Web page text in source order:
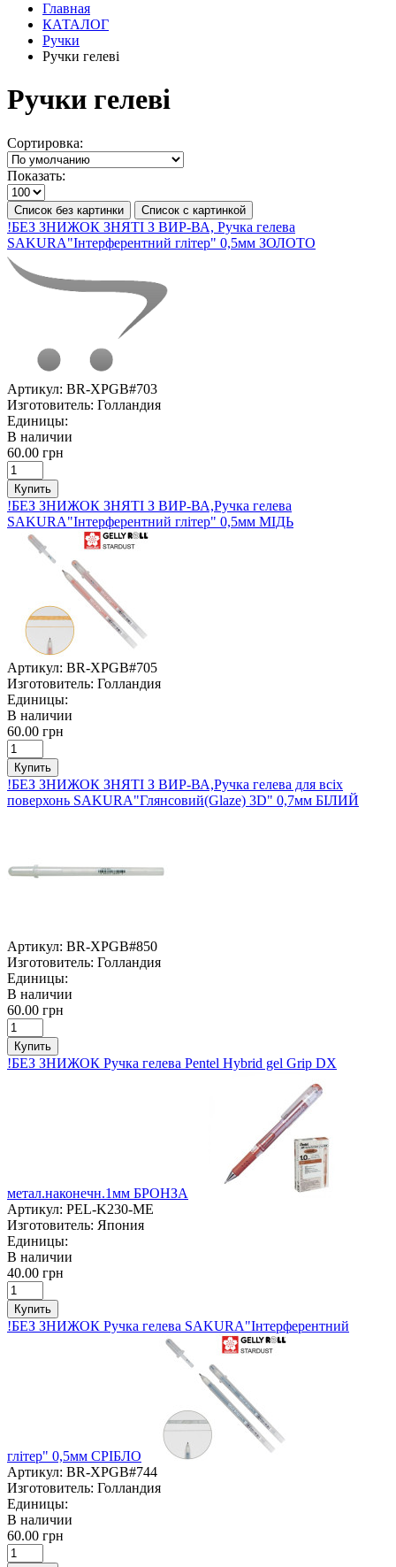
Главная
КАТАЛОГ
Ручки
Ручки гелеві
Ручки гелеві
Сортировка:
Показать:
Список без картинки Список с картинкой
!БЕЗ ЗНИЖОК ЗНЯТІ З ВИР-ВА, Ручка гелева
SAKURA"Інтерферентний глітер" 0,5мм ЗОЛОТО
Артикул: BR-XPGB#703
Изготовитель: Голландия
Единицы:
В наличии
60.00 грн
Купить
!БЕЗ ЗНИЖОК ЗНЯТІ З ВИР-ВА,Ручка гелева
SAKURA"Інтерферентний глітер" 0,5мм МІДЬ
Артикул: BR-XPGB#705
Изготовитель: Голландия
Единицы:
В наличии
60.00 грн
Купить
!БЕЗ ЗНИЖОК ЗНЯТІ З ВИР-ВА,Ручка гелева для всіх
поверхонь SAKURA"Глянсовий(Glaze) 3D" 0,7мм БІЛИЙ
Артикул: BR-XPGB#850
Изготовитель: Голландия
Единицы:
В наличии
60.00 грн
Купить
!БЕЗ ЗНИЖОК Ручка гелева Pentel Hybrid gel Grip DX
метал.наконечн.1мм БРОНЗА
Артикул: PEL-K230-ME
Изготовитель: Япония
Единицы:
В наличии
40.00 грн
Купить
!БЕЗ ЗНИЖОК Ручка гелева SAKURA"Інтерферентний
глітер" 0,5мм СРІБЛО
Артикул: BR-XPGB#744
Изготовитель: Голландия
Единицы:
В наличии
60.00 грн